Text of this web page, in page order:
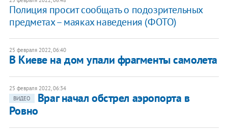
Полиция просит сообщать о подозрительных
предметах – маяках наведения (ФОТО)
25 февраля 2022, 06:40
В Киеве на дом упали фрагменты самолета
25 февраля 2022, 06:34
ВИДЕО
Враг начал обстрел аэропорта в
Ровно